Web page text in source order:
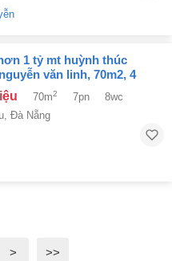
văn linh, 70m2, 4
kd
70m2 7pn
8wc
, Đà Nẵng
> >>